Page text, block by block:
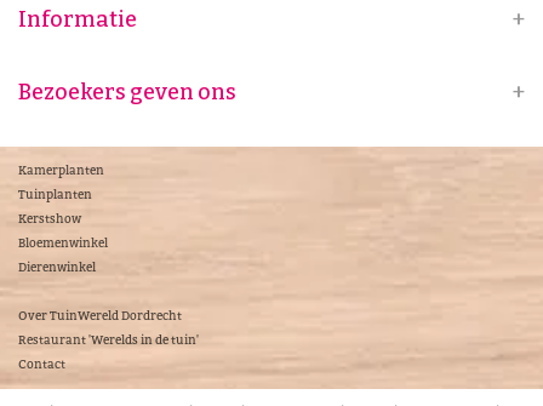
Informatie
Bezoekers geven ons
Kamerplanten
Tuinplanten
Kerstshow
Bloemenwinkel
Dierenwinkel
Over TuinWereld Dordrecht
Restaurant 'Werelds in de tuin'
Contact